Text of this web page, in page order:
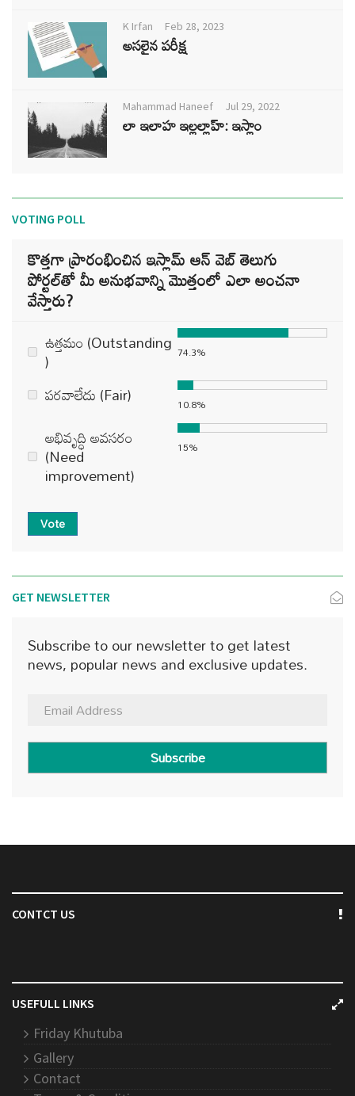
K Irfan Feb 28, 2023
అసలైన పరీక్ష
Mahammad Haneef Jul 29, 2022
లా ఇలాహ ఇల్లల్లాహ్: ఇస్లాం
VOTING POLL
కొత్తగా ప్రారంభించిన ఇస్లామ్ ఆన్ వెబ్ తెలుగు
పోర్టల్‌తో మీ అనుభవాన్ని మొత్తంలో ఎలా అంచనా
వేస్తారు?
ఉత్తమం (Outstanding
) 74.3%
పరవాలేదు (Fair) 10.8%
అభివృద్ధి అవసరం
(Need
improvement)
15%
Vote
GET NEWSLETTER
Subscribe to our newsletter to get latest
news, popular news and exclusive updates.
Subscribe
CONTCT US
USEFULL LINKS
Friday Khutuba
Gallery
Contact